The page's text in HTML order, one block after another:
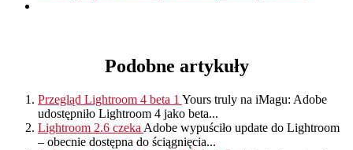
Podobne artykuły
Przegląd Lightroom 4 beta 1 Yours truly na iMagu: Adobe
udostępniło Lightroom 4 jako beta...
Lightroom 2.6 czeka Adobe wypuściło update do Lightroom
– obecnie dostępna do ściągnięcia...